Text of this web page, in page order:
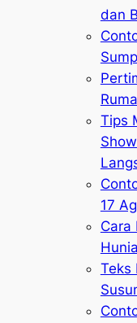
dan
Tips
17
Cara
Teks